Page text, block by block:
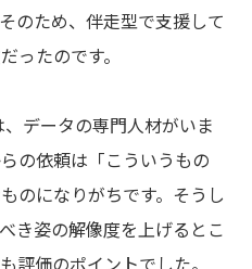
のため、伴走型で支援して
ったのです。
、データの専門人材がいま
の依頼は「こういうもの
のになりがちです。そうし
き姿の解像度を上げるとこ
評価のポイントでした。